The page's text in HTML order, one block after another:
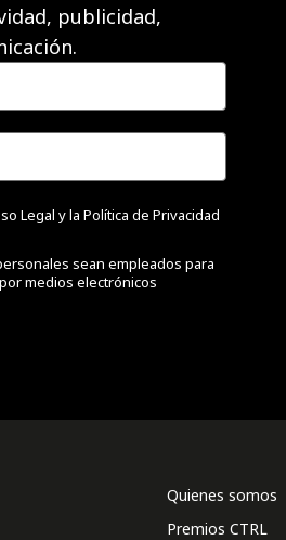
publicidad,
Legal y la Política de Privacidad
sean empleados para
medios electrónicos
Quienes somos
Premios CTRL